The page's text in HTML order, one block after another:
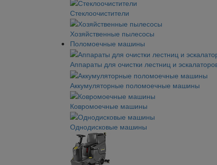
Стеклоочистители
Хозяйственные пылесосы
Поломоечные машины
Аппараты для очистки лестниц и
Аккумуляторные поломоечные машины
Ковромоечные машины
Однодисковые машины